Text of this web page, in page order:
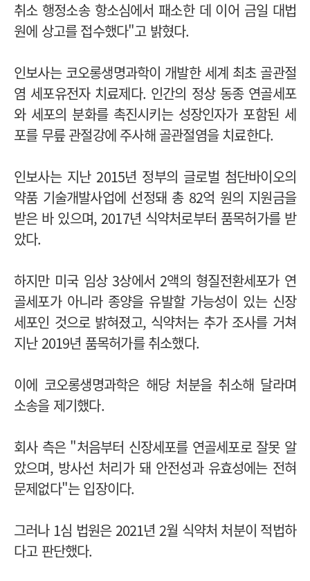
취소 행정소송 항소심에서 패소한 데 이어 금일 대법
원에 상고를 접수했다"고 밝혔다.
인보사는 코오롱생명과학이 개발한 세계 최초 골관절
염 세포유전자 치료제다. 인간의 정상 동종 연골세포
와 세포의 분화를 촉진시키는 성장인자가 포함된 세
포를 무릎 관절강에 주사해 골관절염을 치료한다.
인보사는 지난 2015년 정부의 글로벌 첨단바이오의
약품 기술개발사업에 선정돼 총 82억 원의 지원금을
받은 바 있으며, 2017년 식약처로부터 품목허가를 받
았다.
하지만 미국 임상 3상에서 2액의 형질전환세포가 연
골세포가 아니라 종양을 유발할 가능성이 있는 신장
세포인 것으로 밝혀졌고, 식약처는 추가 조사를 거쳐
지난 2019년 품목허가를 취소했다.
이에 코오롱생명과학은 해당 처분을 취소해 달라며
소송을 제기했다.
회사 측은 "처음부터 신장세포를 연골세포로 잘못 알
았으며, 방사선 처리가 돼 안전성과 유효성에는 전혀
문제없다"는 입장이다.
그러나 1심 법원은 2021년 2월 식약처 처분이 적법하
다고 판단했다.